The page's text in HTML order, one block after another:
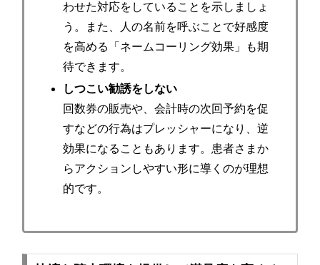
わせた対応をしていることを示しましょ
う。また、人の名前を呼ぶことで好感度
を高める「ネームコーリング効果」も期
待できます。
しつこい勧誘をしない
回数券の販売や、会計時の次回予約を促
すなどの行為はプレッシャーになり、逆
効果になることもあります。患者さまか
らアクションしやすい形に導くのが理想
的です。